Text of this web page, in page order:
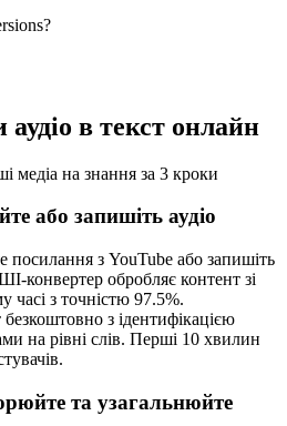
в текст онлайн
медіа на знання за 3 кроки
або запишіть аудіо
посилання з YouTube або запишіть
конвертер обробляє контент зі
часі з точністю 97.5%.
з ідентифікацією
на рівні слів. Перші 10 хвилин
та узагальнюйте